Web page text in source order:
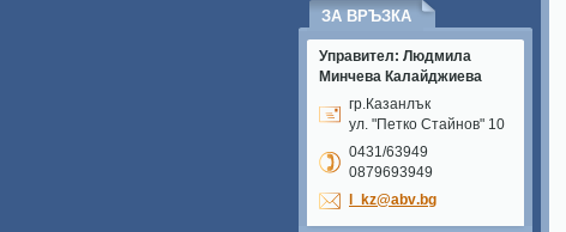
ЗА ВРЪЗКА
Управител: Людмила
Минчева Калайджиева
гр.Казанлък
ул. "Петко Стайнов" 10
0431/63949
0879693949
l_kz@abv.bg